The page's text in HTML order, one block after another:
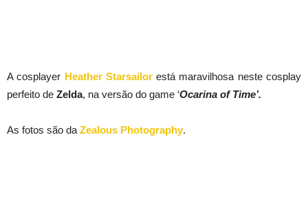
A cosplayer Heather Starsailorestá maravilhosa neste cosplay
perfeito de Zelda, na versão do game ‘Ocarina of Time’.
As fotos são da Zealous Photography.